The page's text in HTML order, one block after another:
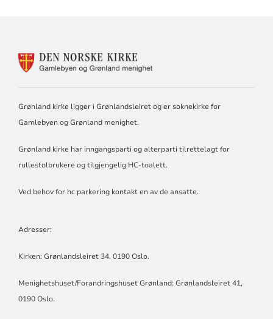
FOR
GRØNLAND
Grønland kirke ligger i Grønlandsleiret og er soknekirke for
Gamlebyen og Grønland menighet.
Grønland kirke har inngangsparti og alterparti tilrettelagt for
rullestolbrukere og tilgjengelig HC-toalett.
Ved behov for hc parkering kontakt en av de ansatte.
Adresser:
Kirken: Grønlandsleiret 34, 0190 Oslo.
Menighetshuset/Forandringshuset Grønland: Grønlandsleiret 41,
0190 Oslo.